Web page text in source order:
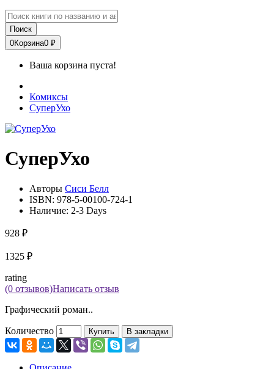
Поиск
0Корзина0 ₽
Ваша корзина пуста!
Комиксы
СуперУхо
СуперУхо
Авторы Сиси Белл
ISBN: 978-5-00100-724-1
Наличие: 2-3 Days
928 ₽
1325 ₽
rating
(0 отзывов)Написать отзыв
Графический роман..
Количество Купить В закладки